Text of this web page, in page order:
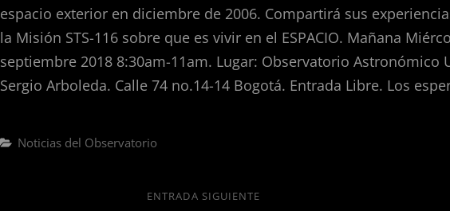
espacio exterior en diciembre de 2006. Compartirá sus
la Misión STS-116 sobre que es vivir en el ESPACIO. Mañana
septiembre 2018 8:30am-11am. Lugar: Observatorio Astronómico
Sergio Arboleda. Calle 74 no.14-14 Bogotá. Entrada Libre. Los
Noticias del Observatorio
ENTRADA SIGUIENTE